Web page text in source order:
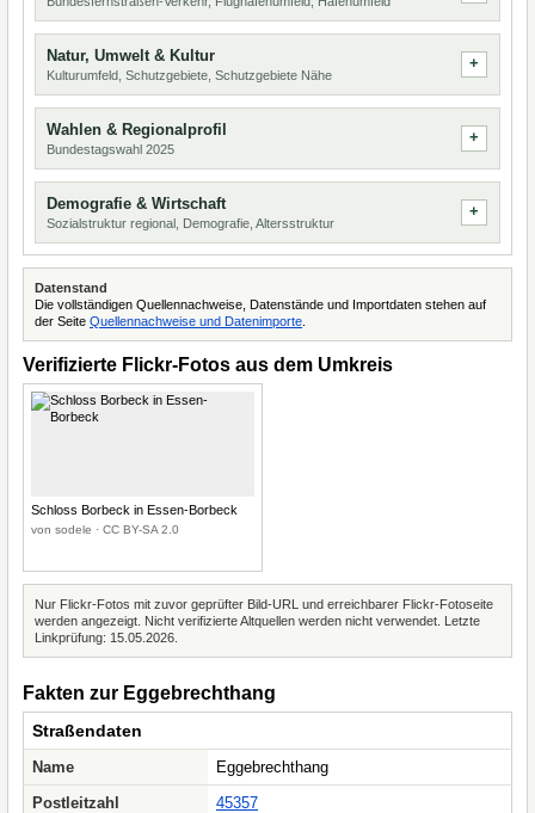
Natur, Umwelt & Kultur
Kulturumfeld, Schutzgebiete, Schutzgebiete Nähe
Wahlen & Regionalprofil
Bundestagswahl 2025
Demografie & Wirtschaft
Sozialstruktur regional, Demografie, Altersstruktur
Datenstand
Die vollständigen Quellennachweise, Datenstände und Importdaten stehen auf
der Seite Quellennachweise und Datenimporte
Verifizierte Flickr-Fotos aus dem Umkreis
Schloss Borbeck in Essen-Borbeck
von sodele · CC BY-SA 2.0
Nur Flickr-Fotos mit zuvor geprüfter Bild-URL und erreichbarer Flickr-Fotoseite
werden angezeigt. Nicht verifizierte Altquellen werden nicht verwendet. Letzte
Linkprüfung: 15.05.2026.
Fakten zur Eggebrechthang
Straßendaten
Name
Eggebrechthang
Postleitzahl
45357